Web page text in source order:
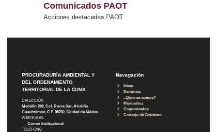
Comunicados PAOT
Acciones destacadas PAOT
PROCURADURÍA AMBIENTAL Y
DEL ORDENAMIENTO
TERRITORIAL DE LA CDMX
DIRECCIÓN
Medellín 202, Col. Roma Sur, Alcaldía
Cuauhtémoc, C.P. 06700, Ciudad de México
WEB E-MAIL
Correo Institucional
TELÉFONO
Navegación
Inicio
Denuncia
¿Quiénes somos?
Micrositios
Comunicados
Consejo de Gobierno